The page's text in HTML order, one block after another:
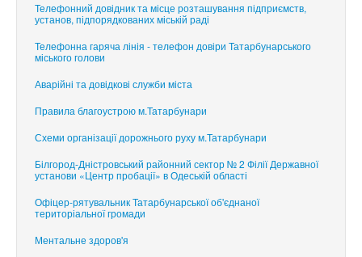
Телефонний довідник та місце розташування підприємств,
установ, підпорядкованих міській раді
Телефонна гаряча лінія - телефон довіри Татарбунарського
міського голови
Аварійні та довідкові служби міста
Правила благоустрою м.Татарбунари
Схеми організації дорожнього руху м.Татарбунари
Білгород-Дністровський районний сектор № 2 Філії Державної
установи «Центр пробації» в Одеській області
Офіцер-рятувальник Татарбунарської об'єднаної
територіальної громади
Ментальне здоров'я